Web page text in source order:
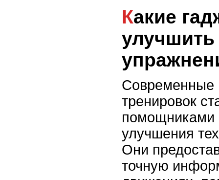
Какие гаджеты помогут
улучшить
Современные
тренировок
помощниками
улучшения
Они
точную